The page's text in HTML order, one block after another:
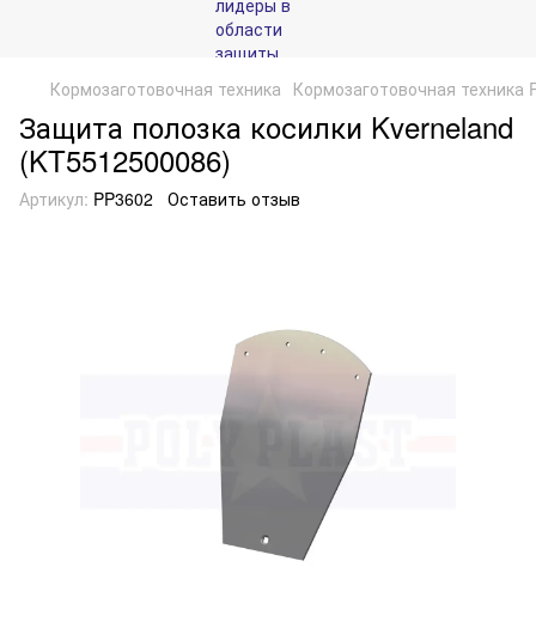
Кормозаготовочная техника Кормозаготовочная техника
Защита полозка косилки Kverneland
(KT5512500086)
Артикул: PP3602 Оставить отзыв